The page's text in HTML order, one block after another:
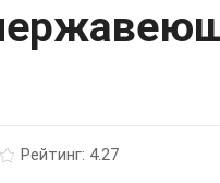
Рейтинг: 4.27